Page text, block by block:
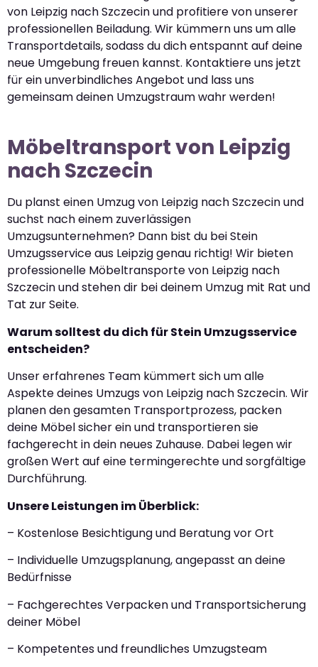
von Leipzig nach Szczecin und profitiere von unserer
professionellen Beiladung. Wir kümmern uns um alle
Transportdetails, sodass du dich entspannt auf deine
neue Umgebung freuen kannst. Kontaktiere uns jetzt
für ein unverbindliches Angebot und lass uns
gemeinsam deinen Umzugstraum wahr werden!
Möbeltransport von Leipzig
nach Szczecin
Du planst einen Umzug von Leipzig nach Szczecin und
suchst nach einem zuverlässigen
Umzugsunternehmen? Dann bist du bei Stein
Umzugsservice aus Leipzig genau richtig! Wir bieten
professionelle Möbeltransporte von Leipzig nach
Szczecin und stehen dir bei deinem Umzug mit Rat und
Tat zur Seite.
Warum solltest du dich für Stein Umzugsservice
entscheiden?
Unser erfahrenes Team kümmert sich um alle
Aspekte deines Umzugs von Leipzig nach Szczecin. Wir
planen den gesamten Transportprozess, packen
deine Möbel sicher ein und transportieren sie
fachgerecht in dein neues Zuhause. Dabei legen wir
großen Wert auf eine termingerechte und sorgfältige
Durchführung.
Unsere Leistungen im Überblick:
– Kostenlose Besichtigung und Beratung vor Ort
– Individuelle Umzugsplanung, angepasst an deine
Bedürfnisse
– Fachgerechtes Verpacken und Transportsicherung
deiner Möbel
– Kompetentes und freundliches Umzugsteam